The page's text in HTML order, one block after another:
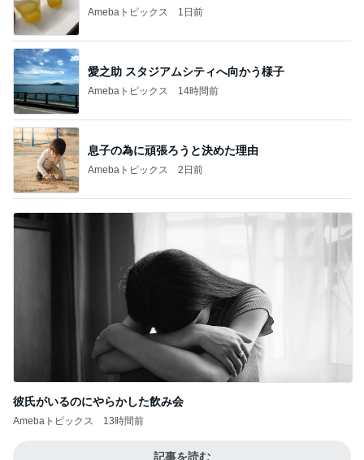
Amebaトピックス 1日前
愛之助 スタジアムシティへ向かう様子
Amebaトピックス 14時間前
息子の為に頑張ろうと決めた理由
Amebaトピックス 2日前
彼氏がいるのにやらかした飲み会
Amebaトピックス 13時間前
記事を読む